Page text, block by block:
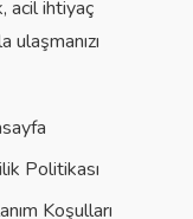
acil ihtiyaç
ulaşmanızı
Politikası
Koşulları